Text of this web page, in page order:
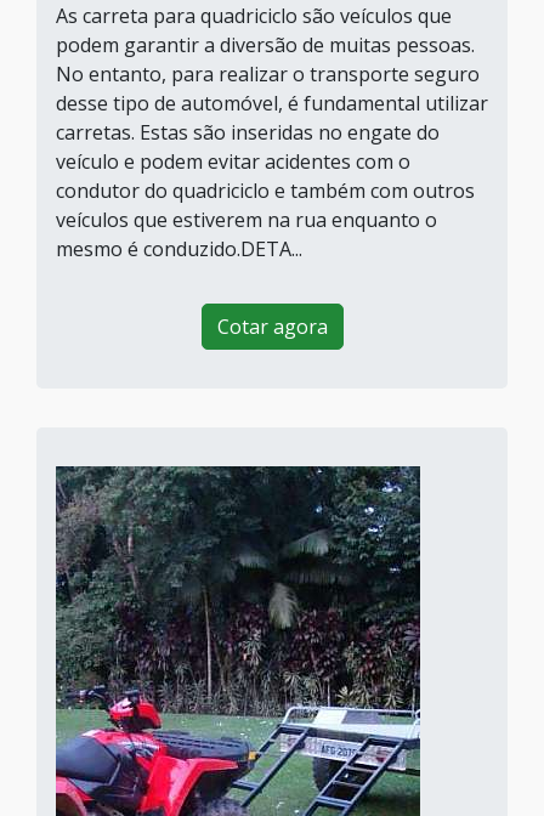
As carreta para quadriciclo são veículos que
podem garantir a diversão de muitas pessoas.
No entanto, para realizar o transporte seguro
desse tipo de automóvel, é fundamental utilizar
carretas. Estas são inseridas no engate do
veículo e podem evitar acidentes com o
condutor do quadriciclo e também com outros
veículos que estiverem na rua enquanto o
mesmo é conduzido.DETA...
Cotar agora